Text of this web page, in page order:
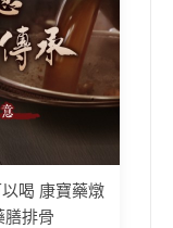
喝 康寶藥燉
膳排骨